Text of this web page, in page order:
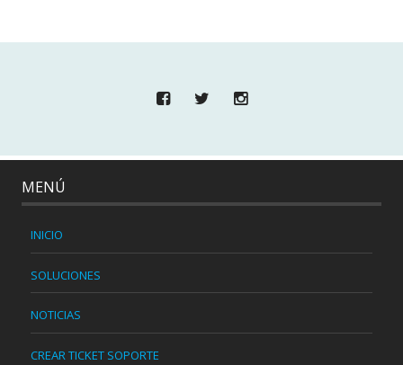
MENÚ
INICIO
SOLUCIONES
NOTICIAS
CREAR TICKET SOPORTE